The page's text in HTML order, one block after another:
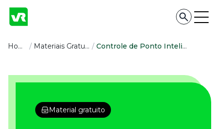
Conteúdo
Confira nossos conteúdos
Home / Materiais Gratuitos / Controle de Ponto Inteligente
Material gratuito